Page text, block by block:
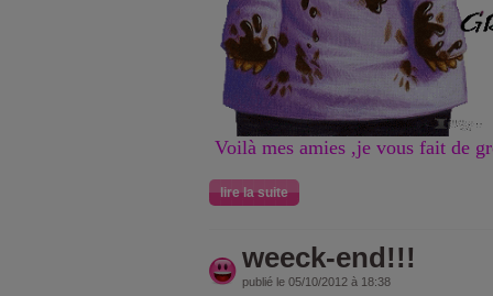
Voilà mes amies ,je vous fait de
lire la suite
weeck-end!!!
publié le 05/10/2012 à 18:38